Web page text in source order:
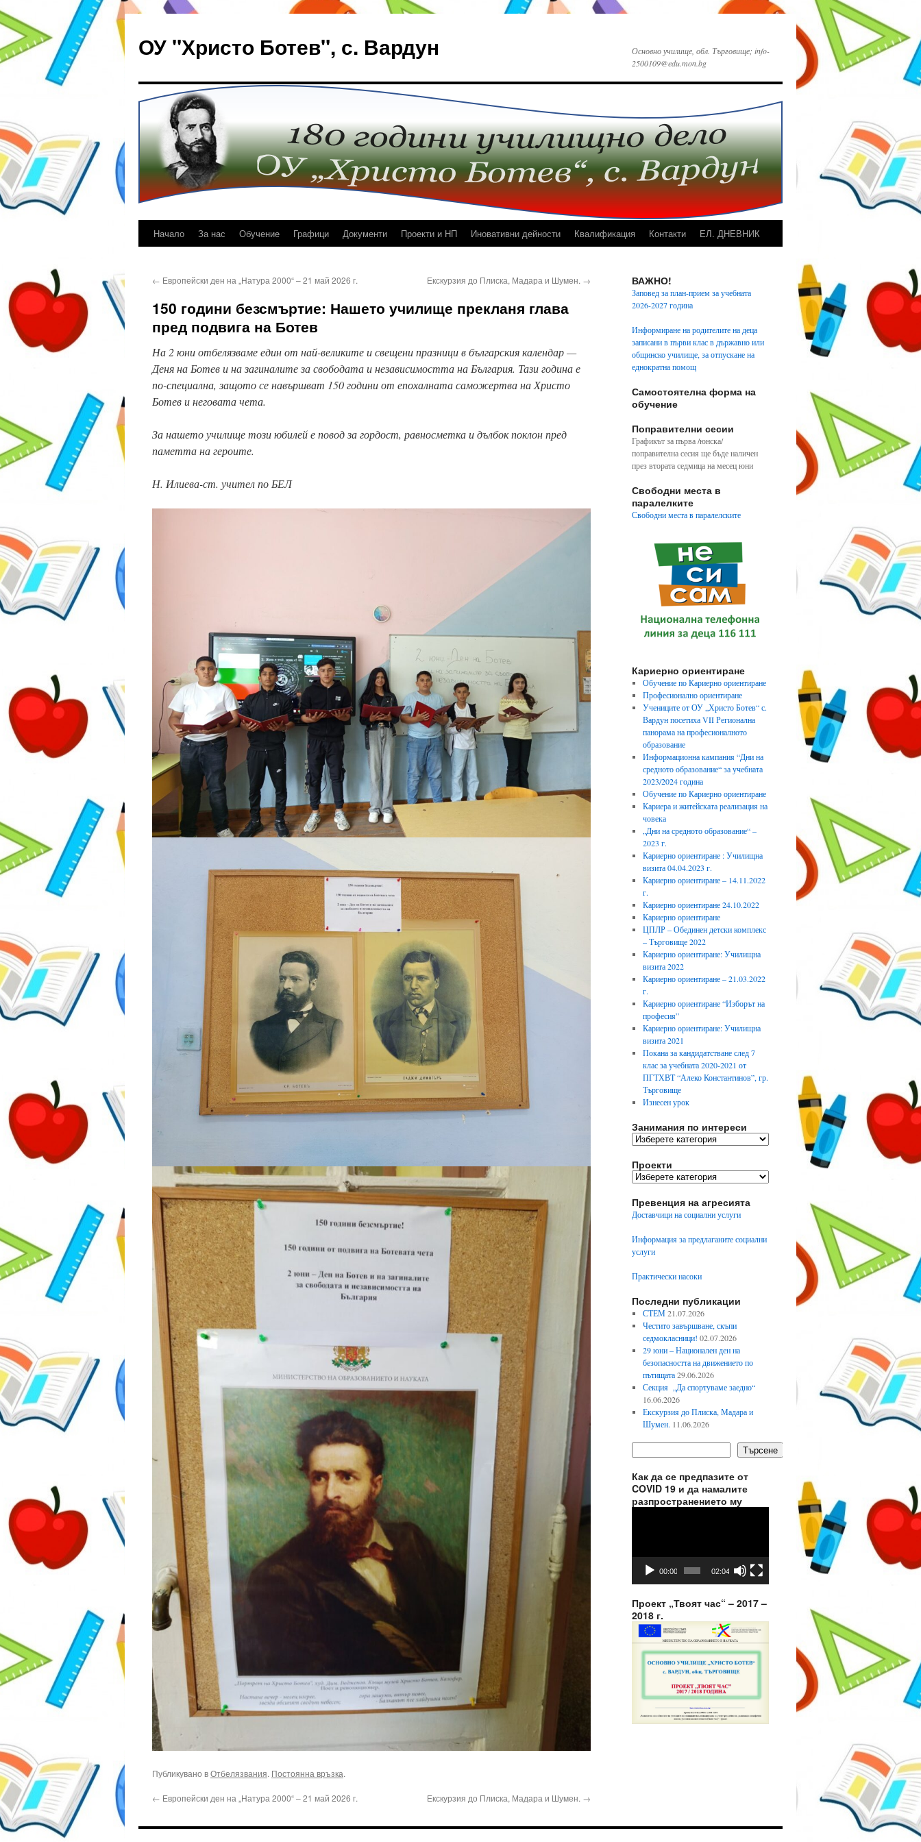
ОУ "Христо Ботев", с. Вардун
Основно училище, обл. Търговище; info-
2500109@edu.mon.bg
Начало За нас Обучение Графици Документи Проекти и НП Иновативни дейности Квалификация Контакти ЕЛ. ДНЕВНИК
← Европейски ден на „Натура 2000“ – 21 май 2026 г. Екскурзия до Плиска, Мадара и Шумен. →
150 години безсмъртие: Нашето училище прекланя глава
пред подвига на Ботев
На 2 юни отбелязваме един от най-великите и свещени празници в българския календар —
Деня на Ботев и на загиналите за свободата и независимостта на България. Тази година е
по-специална, защото се навършват 150 години от епохалната саможертва на Христо
Ботев и неговата чета.
За нашето училище този юбилей е повод за гордост, равносметка и дълбок поклон пред
паметта на героите.
Н. Илиева-ст. учител по БЕЛ
Публикувано вОтбелязвания. Постоянна връзка.
← Европейски ден на „Натура 2000“ – 21 май 2026 г. Екскурзия до Плиска, Мадара и Шумен. →
ВАЖНО!
Заповед за план-прием за учебната
2026-2027 година
Информиране на родителите на деца
записани в първи клас в държавно или
общинско училище, за отпускане на
еднократна помощ
Самостоятелна форма на
обучение
Поправителни сесии
Графикът за първа /юнска/
поправителна сесия ще бъде наличен
през втората седмица на месец юни
Свободни места в
паралелките
Свободни места в паралелските
Кариерно ориентиране
Обучение по Кариерно ориентиране
Професионално ориентиране
Учениците от ОУ „Христо Ботев“ с.
Вардун посетиха VII Регионална
панорама на професионалното
образование
Информационна кампания “Дни на
средното образование“ за учебната
2023/2024 година
Обучение по Кариерно ориентиране
Кариера и житейската реализация на
човека
„Дни на средното образование“ –
2023 г.
Кариерно ориентиране : Училищна
визита 04.04.2023 г.
Кариерно ориентиране – 14.11.2022
г.
Кариерно ориентиране 24.10.2022
Кариерно ориентиране
ЦПЛР – Обединен детски комплекс
– Търговище 2022
Кариерно ориентиране: Училищна
визита 2022
Кариерно ориентиране – 21.03.2022
г.
Кариерно ориентиране “Изборът на
професия”
Кариерно ориентиране: Училищна
визита 2021
Покана за кандидатстване след 7
клас за учебната 2020-2021 от
ПГТХВТ “Алеко Константинов”, гр.
Търговище
Изнесен урок
Занимания по интереси
Занимания
интереси
Проекти
Проекти
Превенция на агресията
Доставчици на социални услуги
Информация за предлаганите социални
услуги
Практически насоки
Последни публикации
СТЕМ 21.07.2026
Честито завършване, скъпи
седмокласници! 02.07.2026
29 юни – Национален ден на
безопасността на движението по
пътищата 29.06.2026
Секция „Да спортуваме заедно“
16.06.2026
Екскурзия до Плиска, Мадара и
Шумен. 11.06.2026
Търсене
Как да се предпазите от
COVID 19 и да намалите
разпространението му
00:00 02:04
Проект „Твоят час“ – 2017 –
2018 г.